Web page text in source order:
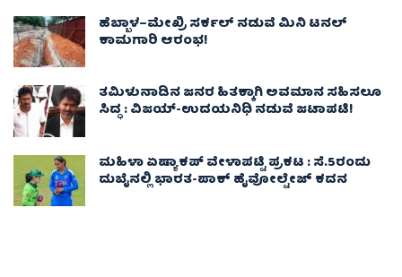
ಹೆಬ್ಬಾಳ–ಮೇಖ್ರಿ ಸರ್ಕಲ್ ನಡುವೆ ಮಿನಿ ಟನಲ್
ಕಾಮಗಾರಿ ಆರಂಭ!
ತಮಿಳುನಾಡಿನ ಜನರ ಹಿತಕ್ಕಾಗಿ ಅವಮಾನ ಸಹಿಸಲೂ
ಸಿದ್ಧ : ವಿಜಯ್‌-ಉದಯನಿಧಿ ನಡುವೆ ಜಟಾಪಟಿ!
ಮಹಿಳಾ ಏಷ್ಯಾಕಪ್ ವೇಳಾಪಟ್ಟಿ ಪ್ರಕಟ : ಸೆ.5ರಂದು
ದುಬೈನಲ್ಲಿ ಭಾರತ-ಪಾಕ್‌ ಹೈವೋಲ್ಟೇಜ್ ಕದನ